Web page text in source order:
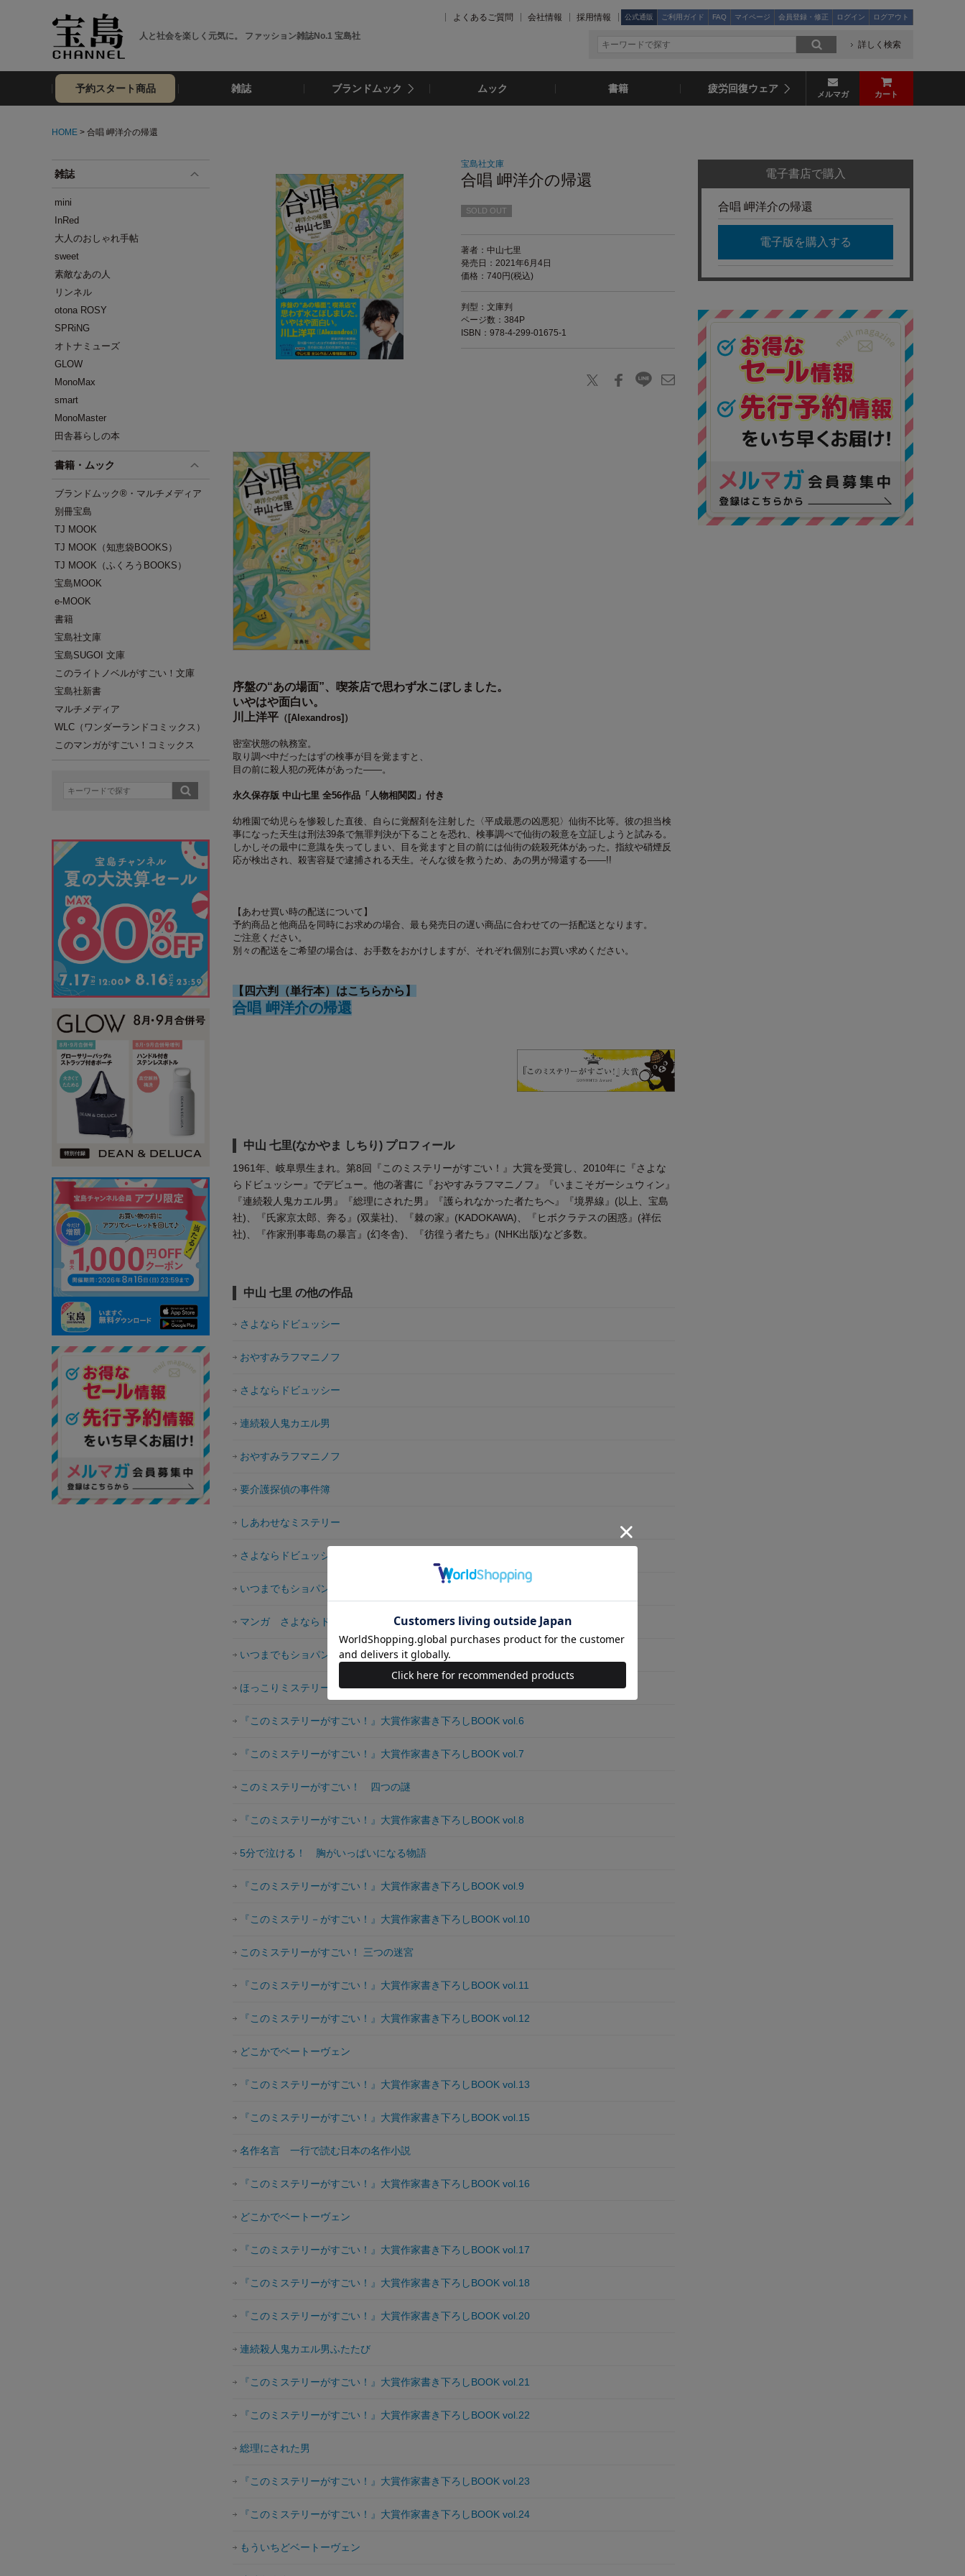
人と社会を楽しく元気に。 ファッション雑誌No.1 宝島社
よくあるご質問 会社情報 採用情報 公式通販 ご利用ガイド FAQ マイページ 会員登録・修正 ログイン ログアウト
詳しく検索
予約スタート商品 雑誌 ブランドムック ムック 書籍 疲労回復ウェア メルマガ カート
HOME > 合唱 岬洋介の帰還
雑誌
mini
InRed
大人のおしゃれ手帖
sweet
素敵なあの人
リンネル
otona ROSY
SPRiNG
オトナミューズ
GLOW
MonoMax
smart
MonoMaster
田舎暮らしの本
書籍・ムック
ブランドムック®・マルチメディア
別冊宝島
TJ MOOK
TJ MOOK（知恵袋BOOKS）
TJ MOOK（ふくろうBOOKS）
宝島MOOK
e-MOOK
書籍
宝島社文庫
宝島SUGOI 文庫
このライトノベルがすごい！文庫
宝島社新書
マルチメディア
WLC（ワンダーランドコミックス）
このマンガがすごい！コミックス
宝島社文庫
合唱 岬洋介の帰還
SOLD OUT
著者：中山七里
発売日：2021年6月4日
価格：740円(税込)
判型：文庫判
ページ数：384P
ISBN：978-4-299-01675-1
序盤の“あの場面”、喫茶店で思わず水こぼしました。
いやはや面白い。
川上洋平 （[Alexandros]）
密室状態の執務室。
取り調べ中だったはずの検事が目を覚ますと、
目の前に殺人犯の死体があった――。
永久保存版 中山七里 全56作品「人物相関図」付き
幼稚園で幼児らを惨殺した直後、自らに覚醒剤を注射した〈平成最悪の凶悪犯〉仙街不比等。彼の担当検
事になった天生は刑法39条で無罪判決が下ることを恐れ、検事調べで仙街の殺意を立証しようと試みる。
しかしその最中に意識を失ってしまい、目を覚ますと目の前には仙街の銃殺死体があった。指紋や硝煙反
応が検出され、殺害容疑で逮捕される天生。そんな彼を救うため、あの男が帰還する――!!
【あわせ買い時の配送について】
予約商品と他商品を同時にお求めの場合、最も発売日の遅い商品に合わせての一括配送となります。
ご注意ください。
別々の配送をご希望の場合は、お手数をおかけしますが、それぞれ個別にお買い求めください。
【四六判（単行本）はこちらから】
合唱 岬洋介の帰還
中山 七里(なかやま しちり) プロフィール
1961年、岐阜県生まれ。第8回『このミステリーがすごい！』大賞を受賞し、2010年に『さよな
らドビュッシー』でデビュー。他の著書に『おやすみラフマニノフ』『いまこそガーシュウィン』
『連続殺人鬼カエル男』『総理にされた男』『護られなかった者たちへ』『境界線』(以上、宝島
社)、『氏家京太郎、奔る』(双葉社)、『棘の家』(KADOKAWA)、『ヒボクラテスの困惑』(祥伝
社)、『作家刑事毒島の暴言』(幻冬舎)、『彷徨う者たち』(NHK出版)など多数。
中山 七里 の他の作品
さよならドビュッシー
おやすみラフマニノフ
さよならドビュッシー
連続殺人鬼カエル男
おやすみラフマニノフ
要介護探偵の事件簿
しあわせなミステリー
さよならドビュッシー前奏曲（プレリュード）
いつまでもショパン
マンガ さよならドビュッシー
いつまでもショパン
ほっこりミステリー
『このミステリーがすごい！』大賞作家書き下ろしBOOK vol.6
『このミステリーがすごい！』大賞作家書き下ろしBOOK vol.7
このミステリーがすごい！ 四つの謎
『このミステリーがすごい！』大賞作家書き下ろしBOOK vol.8
5分で泣ける！ 胸がいっぱいになる物語
『このミステリーがすごい！』大賞作家書き下ろしBOOK vol.9
『このミステリ－がすごい！』大賞作家書き下ろしBOOK vol.10
このミステリーがすごい！ 三つの迷宮
『このミステリーがすごい！』大賞作家書き下ろしBOOK vol.11
『このミステリーがすごい！』大賞作家書き下ろしBOOK vol.12
どこかでベートーヴェン
『このミステリーがすごい！』大賞作家書き下ろしBOOK vol.13
『このミステリーがすごい！』大賞作家書き下ろしBOOK vol.15
名作名言 一行で読む日本の名作小説
『このミステリーがすごい！』大賞作家書き下ろしBOOK vol.16
どこかでベートーヴェン
『このミステリーがすごい！』大賞作家書き下ろしBOOK vol.17
『このミステリーがすごい！』大賞作家書き下ろしBOOK vol.18
『このミステリーがすごい！』大賞作家書き下ろしBOOK vol.20
連続殺人鬼カエル男ふたたび
『このミステリーがすごい！』大賞作家書き下ろしBOOK vol.21
『このミステリーがすごい！』大賞作家書き下ろしBOOK vol.22
総理にされた男
『このミステリーがすごい！』大賞作家書き下ろしBOOK vol.23
『このミステリーがすごい！』大賞作家書き下ろしBOOK vol.24
もういちどベートーヴェン
電子書店で購入
合唱 岬洋介の帰還
電子版を購入する